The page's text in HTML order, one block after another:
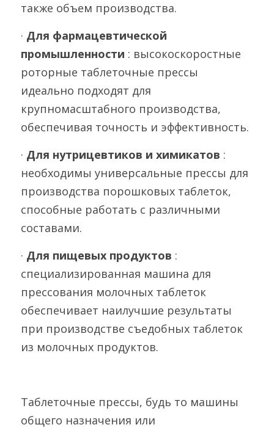
также объем производства.
· Для фармацевтической
промышленности : высокоскоростные
роторные таблеточные прессы
идеально подходят для
крупномасштабного производства,
обеспечивая точность и эффективность.
· Для нутрицевтиков и химикатов :
необходимы универсальные прессы для
производства порошковых таблеток,
способные работать с различными
составами.
· Для пищевых продуктов :
специализированная машина для
прессования молочных таблеток
обеспечивает наилучшие результаты
при производстве съедобных таблеток
из молочных продуктов.
Таблеточные прессы, будь то машины
общего назначения или